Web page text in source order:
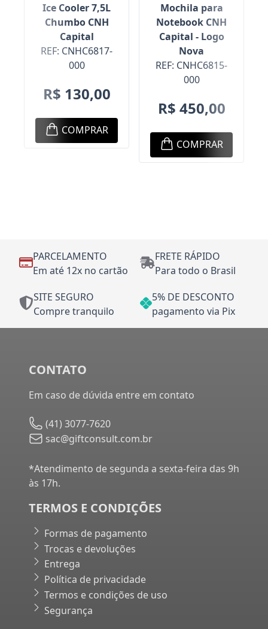
Ice Cooler 7,5L
Chumbo CNH
Capital
REF: CNHC6817-
000
R$ 130,00
COMPRAR
Mochila para
Notebook CNH
Capital - Logo
Nova
REF: CNHC6815-
000
R$ 450,00
COMPRAR
PARCELAMENTO
Em até 12x no cartão
FRETE RÁPIDO
Para todo o Brasil
SITE SEGURO
Compre tranquilo
5% DE DESCONTO
pagamento via Pix
CONTATO
Em caso de dúvida entre em contato
(41) 3077-7620
sac@giftconsult.com.br
*Atendimento de segunda a sexta-feira das 9h
às 17h.
TERMOS E CONDIÇÕES
Formas de pagamento
Trocas e devoluções
Entrega
Política de privacidade
Termos e condições de uso
Segurança